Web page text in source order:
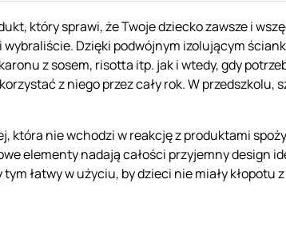
który sprawi, że Twoje dziecko zawsze i
Dzięki podwójnym izolującym
z sosem, risotta itp. jak i wtedy, gdy
z niego przez cały rok. W przedszkolu,
która nie wchodzi w reakcję z produktami
elementy nadają całości przyjemny design
łatwy w użyciu, by dzieci nie miały kłopotu